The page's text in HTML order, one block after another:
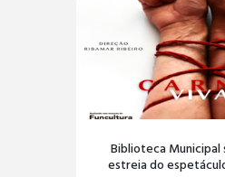
Biblioteca Municipal
estreia do